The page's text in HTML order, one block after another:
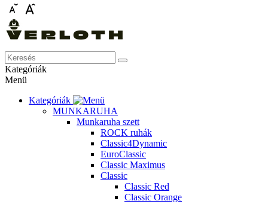
Kategóriák
Menü
Kategóriák
MUNKARUHA
Munkaruha szett
ROCK ruhák
Classic4Dynamic
EuroClassic
Classic Maximus
Classic
Classic Red
Classic Orange